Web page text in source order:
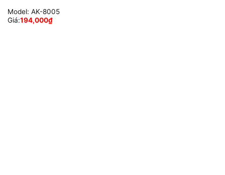
Model: AK-8005
Giá:194,000₫